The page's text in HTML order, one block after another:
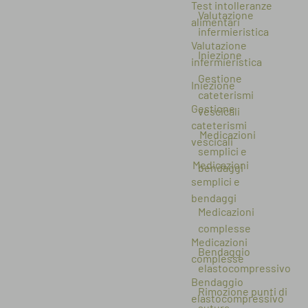
Valutazione
infermieristica
Iniezione
Gestione
cateterismi
vescicali
Medicazioni
semplici e
bendaggi
Medicazioni
complesse
Bendaggio
elastocompressivo
Rimozione punti di
Test intolleranze
alimentari
Valutazione
infermieristica
Iniezione
Gestione
cateterismi
vescicali
Medicazioni
semplici e
bendaggi
Medicazioni
complesse
Bendaggio
elastocompressivo